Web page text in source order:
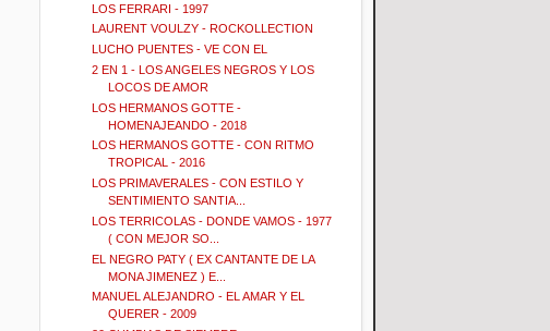
LOS FERRARI - 1997
LAURENT VOULZY - ROCKOLLECTION
LUCHO PUENTES - VE CON EL
2 EN 1 - LOS ANGELES NEGROS Y LOS
LOCOS DE AMOR
LOS HERMANOS GOTTE -
HOMENAJEANDO - 2018
LOS HERMANOS GOTTE - CON RITMO
TROPICAL - 2016
LOS PRIMAVERALES - CON ESTILO Y
SENTIMIENTO SANTIA...
LOS TERRICOLAS - DONDE VAMOS - 1977
( CON MEJOR SO...
EL NEGRO PATY ( EX CANTANTE DE LA
MONA JIMENEZ ) E...
MANUEL ALEJANDRO - EL AMAR Y EL
QUERER - 2009